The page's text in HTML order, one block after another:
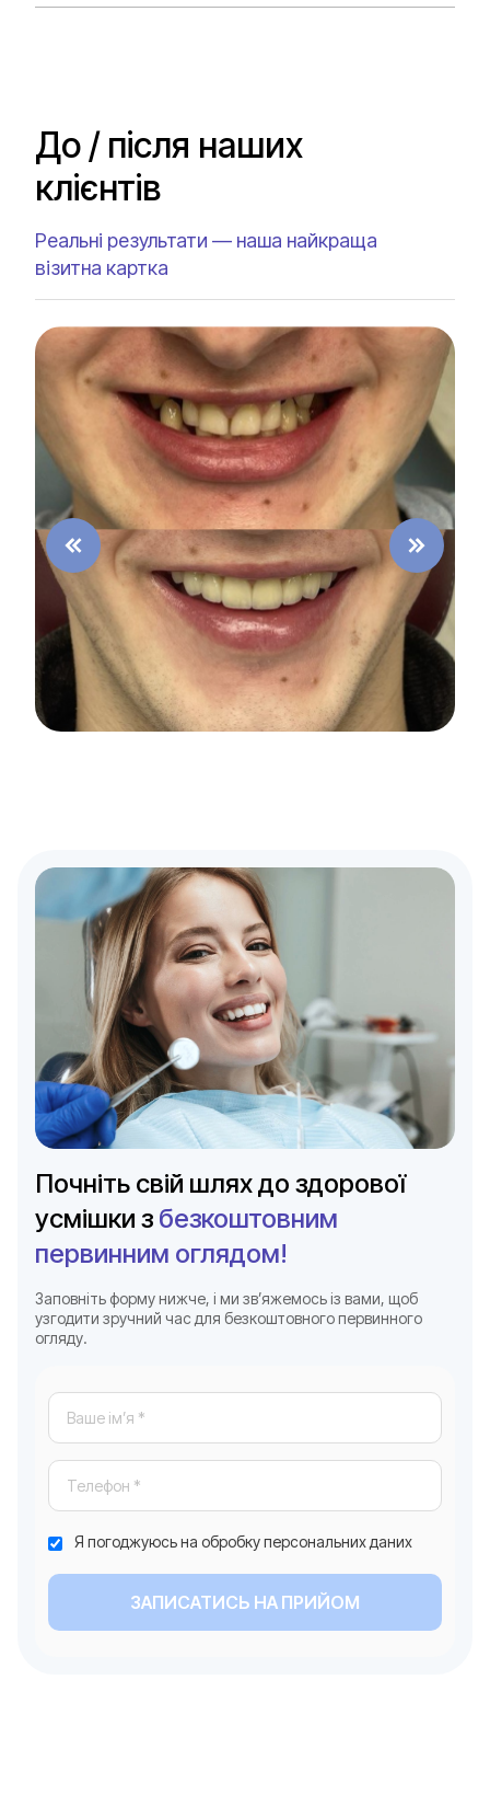
До / після наших
клієнтів
Реальні результати — наша найкраща
візитна картка
Почніть свій шлях до здорової
усмішки з безкоштовним
первинним оглядом!
Заповніть форму нижче, і ми зв’яжемось із вами, щоб
узгодити зручний час для безкоштовного первинного
огляду.
Я погоджуюсь на обробку персональних даних
ЗАПИСАТИСЬ НА ПРИЙОМ